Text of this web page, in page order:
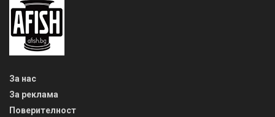
За нас
За реклама
Поверителност